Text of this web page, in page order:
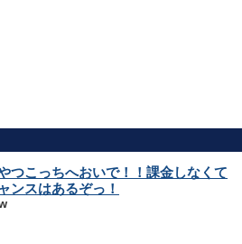
つこっちへおいで！！課金しなくて
ンスはあるぞっ！